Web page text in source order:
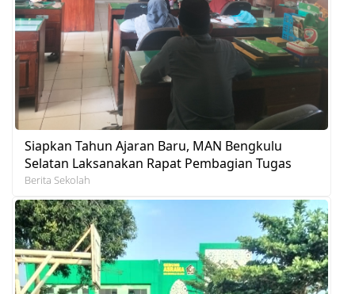
Siapkan Tahun Ajaran Baru, MAN Bengkulu
Selatan Laksanakan Rapat Pembagian Tugas
Berita Sekolah